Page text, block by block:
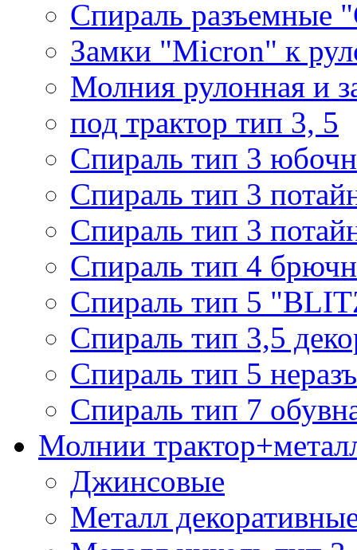
Спираль разъемные
Замки "Micron" к
Молния рулонная и
под трактор тип 3, 5
Спираль тип 3
Спираль тип 3
Спираль тип 3
Спираль тип 4
Спираль тип 5
Спираль тип 3,5
Спираль тип 5
Спираль тип 7
Молнии
Джинсовые
Металл